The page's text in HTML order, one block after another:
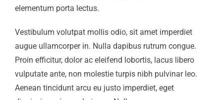
elementum porta lectus.
Vestibulum volutpat mollis odio, sit amet imperdiet
augue ullamcorper in. Nulla dapibus rutrum congue.
Proin efficitur, dolor ac eleifend lobortis, lacus libero
vulputate ante, non molestie turpis nibh pulvinar leo.
Aenean tincidunt arcu eu justo imperdiet, eget